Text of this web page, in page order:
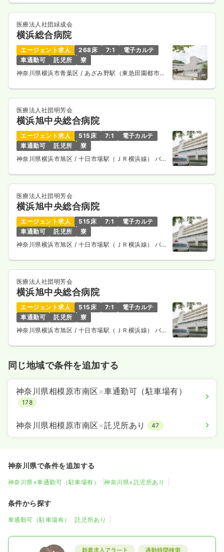
医療法人社団緑成会
横浜総合病院
エージェント求人 268床 7:1
電子カルテ
車通勤可
託児所
寮
神奈川県横浜市青葉区/ あざみ野駅（東急田園都市
医療法人社団明芳会
横浜旭中央総合病院
エージェント求人 515床 7:1
電子カルテ
車通勤可
託児所
寮
神奈川県横浜市旭区 / 十日市場駅（ＪＲ横浜線） バス
医療法人社団明芳会
横浜旭中央総合病院
エージェント求人 515床 7:1
電子カルテ
車通勤可
託児所
寮
神奈川県横浜市旭区 / 十日市場駅（ＪＲ横浜線） バス
医療法人社団明芳会
横浜旭中央総合病院
エージェント求人 515床 7:1
電子カルテ
車通勤可
託児所
寮
神奈川県横浜市旭区 / 十日市場駅（ＪＲ横浜線） バス
同じ地域で条件を追加する
神奈川県相模原市南区 ×車通勤可（駐車場有）
178
神奈川県相模原市南区 ×託児所あり 47
神奈川県で条件を追加する
神奈川県×車通勤可（駐車場有） 神奈川県×託児所あり
条件から探す
車通勤可（駐車場有） 託児所あり